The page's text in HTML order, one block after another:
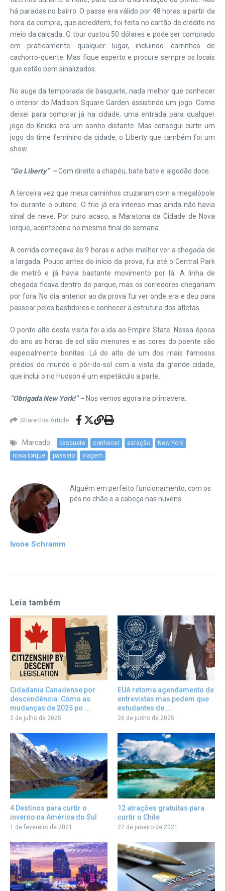
há paradas no bairro. O passe era válido por 48 horas a partir da
hora da compra, que acreditem, foi feita no cartão de crédito no
meio da calçada. O tour custou 50 dólares e pode ser comprado
em praticamente qualquer lugar, incluindo carrinhos de
cachorro-quente. Mas fique esperto e procure sempre os locais
que estão bem sinalizados.
No auge da temporada de basquete, nada melhor que conhecer
o interior do Madison Square Garden assistindo um jogo. Como
deixei para comprar já na cidade, uma entrada para qualquer
jogo do Knicks era um sonho distante. Mas consegui curtir um
jogo do time feminino da cidade, o Liberty que também foi um
show.
“Go Liberty” –Com direito a chapéu, bate bate e algodão doce.
A terceira vez que meus caminhos cruzaram com a megalópole
foi durante o outono. O frio já era intenso mas ainda não havia
sinal de neve. Por puro acaso, a Maratona da Cidade de Nova
Iorque, aconteceria no mesmo final de semana.
A corrida começava às 9 horas e achei melhor ver a chegada de
a largada. Pouco antes do início da prova, fui até o Central Park
de metrô e já havia bastante movimento por lá. A linha de
chegada ficava dentro do parque, mas os corredores chegariam
por fora. No dia anterior ao da prova fui ver onde era e deu para
passear pelos bastidores e conhecer a estrutura dos atletas.
O ponto alto desta visita foi a ida ao Empire State. Nessa época
do ano as horas de sol são menores e as cores do poente são
especialmente bonitas. Lá do alto de um dos mais famosos
prédios do mundo o pôr-do-sol com a vista da grande cidade,
que inclui o rio Hudson é um espetáculo a parte.
“Obrigada New York!” – Nos vemos agora na primavera.
Share this Article
Marcado: basquete conhecer estação
New York
nova iorque
passeio viagem
Ivone Schramm
Alguém em perfeito funcionamento, com os
pés no chão e a cabeça nas nuvens.
Leia também
Cidadania Canadense por
descendência: Como as
mudanças de 2025 po ...
3 de julho de 2025
EUA retoma agendamento de
entrevistas mas pedem que
estudantes de ...
26 de junho de 2025
4 Destinos para curtir o
inverno na América do Sul
1 de fevereiro de 2021
12 atrações gratuitas para
curtir o Chile
27 de janeiro de 2021